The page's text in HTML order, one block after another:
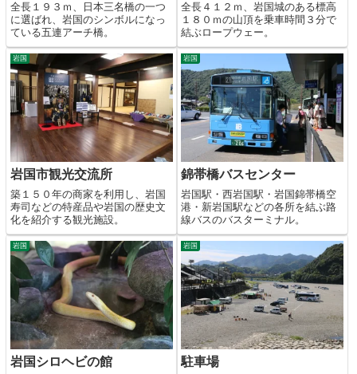
全長１９３ｍ、日本三名橋の一つ
に選ばれ、岩国のシンボルになっ
ている五連アーチ橋。
全長４１２ｍ、岩国城のある標高
１８０ｍの山頂を乗車時間３分で
結ぶロープウェー。
岩国
岩国市観光交流所
築１５０年の商家を利用し、岩国
寿司などの特産品や岩国の歴史文
化を紹介する観光施設。
岩国
錦帯橋バスセンター
岩国駅・西岩国駅・岩国錦帯橋空
港・新岩国駅などの各所を結ぶ路
線バスのバスターミナル。
岩国
岩国シロヘビの館
岩国
駐車場